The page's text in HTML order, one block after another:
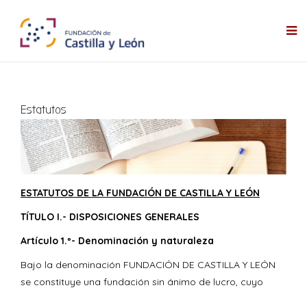
Estatutos
ESTATUTOS DE LA FUNDACIÓN DE CASTILLA Y LEÓN
TÍTULO I.- DISPOSICIONES GENERALES
Artículo 1.º- Denominación y naturaleza
Bajo la denominación FUNDACIÓN DE CASTILLA Y LEÓN
se constituye una fundación sin ánimo de lucro, cuyo